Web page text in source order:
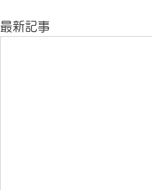
最新記事